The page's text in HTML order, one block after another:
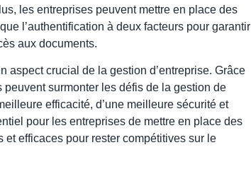
les entreprises peuvent mettre en place des
l’authentification à deux facteurs pour garantir
aux documents.
aspect crucial de la gestion d’entreprise. Grâce
surmonter les défis de la gestion de
efficacité, d’une meilleure sécurité et
pour les entreprises de mettre en place des
efficaces pour rester compétitives sur le